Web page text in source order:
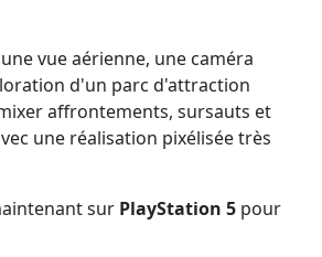
vue aérienne, une caméra
d'un parc d'attraction
affrontements, sursauts et
une réalisation pixélisée très
sur PlayStation 5 pour